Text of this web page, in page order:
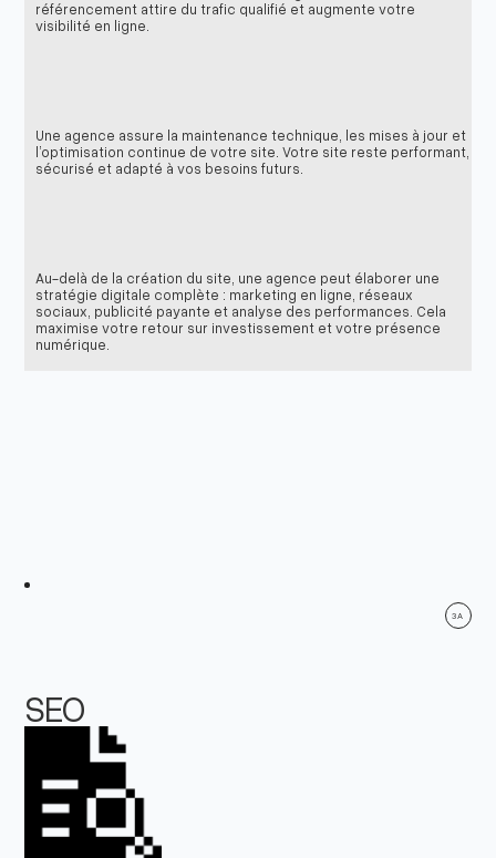
référencement attire du trafic qualifié et augmente votre
visibilité en ligne.
Une agence assure la maintenance technique, les mises à jour et
l’optimisation continue de votre site. Votre site reste performant,
sécurisé et adapté à vos besoins futurs.
Au-delà de la création du site, une agence peut élaborer une
stratégie digitale complète : marketing en ligne, réseaux
sociaux, publicité payante et analyse des performances. Cela
maximise votre retour sur investissement et votre présence
numérique.
3A
SEO